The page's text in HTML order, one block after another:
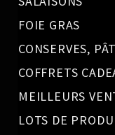
FOIE GRAS
CONSERVES,
COFFRETS
MEILLEURS
LOTS DE